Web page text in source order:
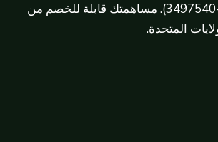
الأمريكي #: 38-3497540). مساهمتك قابلة للخصم من
المتحدة.